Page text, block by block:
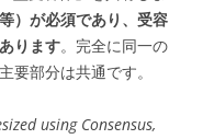
）が必須であり、受容
ります。完全に同一の
要部分は共通です。
using Consensus,